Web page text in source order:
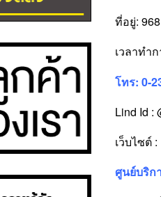
ที่อยู่:
เวลาทำ
โทร: 0-
Lind Id :
เว็บไซต์ :
ศูนย์บริก